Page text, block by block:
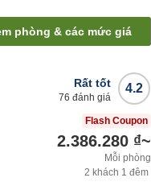
phòng & các mức giá
4.2
Rất tốt
76 đánh giá
Flash Coupon
2.386.280 ₫~
Mỗi phòng
2 khách 1 đêm